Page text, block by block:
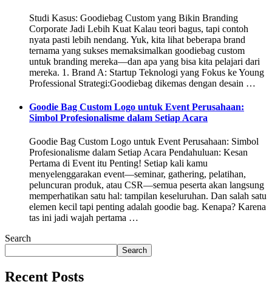
Studi Kasus: Goodiebag Custom yang Bikin Branding
Corporate Jadi Lebih Kuat Kalau teori bagus, tapi contoh
nyata pasti lebih nendang. Yuk, kita lihat beberapa brand
ternama yang sukses memaksimalkan goodiebag custom
untuk branding mereka—dan apa yang bisa kita pelajari dari
mereka. 1. Brand A: Startup Teknologi yang Fokus ke Young
Professional Strategi:Goodiebag dikemas dengan desain …
Goodie Bag Custom Logo untuk Event Perusahaan:
Simbol Profesionalisme dalam Setiap Acara
Goodie Bag Custom Logo untuk Event Perusahaan: Simbol
Profesionalisme dalam Setiap Acara Pendahuluan: Kesan
Pertama di Event itu Penting! Setiap kali kamu
menyelenggarakan event—seminar, gathering, pelatihan,
peluncuran produk, atau CSR—semua peserta akan langsung
memperhatikan satu hal: tampilan keseluruhan. Dan salah satu
elemen kecil tapi penting adalah goodie bag. Kenapa? Karena
tas ini jadi wajah pertama …
Search
Search
Recent Posts